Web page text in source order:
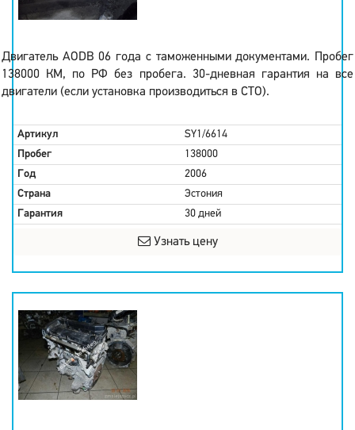
Двигатель AODB 06 года с таможенными документами. Пробег
138000 КМ, по РФ без пробега. 30-дневная гарантия на все
двигатели (если установка производиться в СТО).
Артикул
SY1/6614
Пробег
138000
Год
2006
Страна
Эстония
Гарантия
30 дней
Узнать цену